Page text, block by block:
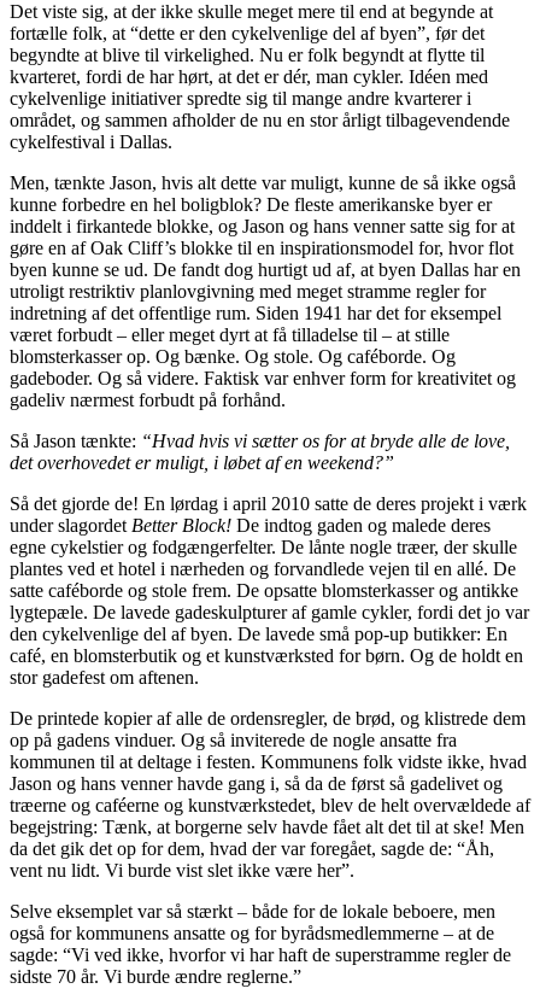
Det viste sig, at der ikke skulle meget mere til end at begynde at
fortælle folk, at “dette er den cykelvenlige del af byen”, før det
begyndte at blive til virkelighed. Nu er folk begyndt at flytte til
kvarteret, fordi de har hørt, at det er dér, man cykler. Idéen med
cykelvenlige initiativer spredte sig til mange andre kvarterer i
området, og sammen afholder de nu en stor årligt tilbagevendende
cykelfestival i Dallas.
Men, tænkte Jason, hvis alt dette var muligt, kunne de så ikke også
kunne forbedre en hel boligblok? De fleste amerikanske byer er
inddelt i firkantede blokke, og Jason og hans venner satte sig for at
gøre en af Oak Cliff’s blokke til en inspirationsmodel for, hvor flot
byen kunne se ud. De fandt dog hurtigt ud af, at byen Dallas har en
utroligt restriktiv planlovgivning med meget stramme regler for
indretning af det offentlige rum. Siden 1941 har det for eksempel
været forbudt – eller meget dyrt at få tilladelse til – at stille
blomsterkasser op. Og bænke. Og stole. Og caféborde. Og
gadeboder. Og så videre. Faktisk var enhver form for kreativitet og
gadeliv nærmest forbudt på forhånd.
Så Jason tænkte: “Hvad hvis vi sætter os for at bryde alle de love,
det overhovedet er muligt, i løbet af en weekend?”
Så det gjorde de! En lørdag i april 2010 satte de deres projekt i værk
under slagordet Better Block! De indtog gaden og malede deres
egne cykelstier og fodgængerfelter. De lånte nogle træer, der skulle
plantes ved et hotel i nærheden og forvandlede vejen til en allé. De
satte caféborde og stole frem. De opsatte blomsterkasser og antikke
lygtepæle. De lavede gadeskulpturer af gamle cykler, fordi det jo var
den cykelvenlige del af byen. De lavede små pop-up butikker: En
café, en blomsterbutik og et kunstværksted for børn. Og de holdt en
stor gadefest om aftenen.
De printede kopier af alle de ordensregler, de brød, og klistrede dem
op på gadens vinduer. Og så inviterede de nogle ansatte fra
kommunen til at deltage i festen. Kommunens folk vidste ikke, hvad
Jason og hans venner havde gang i, så da de først så gadelivet og
træerne og caféerne og kunstværkstedet, blev de helt overvældede af
begejstring: Tænk, at borgerne selv havde fået alt det til at ske! Men
da det gik det op for dem, hvad der var foregået, sagde de: “Åh,
vent nu lidt. Vi burde vist slet ikke være her”.
Selve eksemplet var så stærkt – både for de lokale beboere, men
også for kommunens ansatte og for byrådsmedlemmerne – at de
sagde: “Vi ved ikke, hvorfor vi har haft de superstramme regler de
sidste 70 år. Vi burde ændre reglerne.”